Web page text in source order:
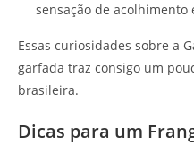
sensação de acolhimento
Essas curiosidades sobre a
garfada traz consigo um
brasileira.
Dicas para um